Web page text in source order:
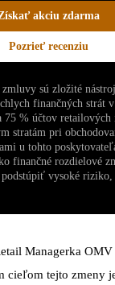
akciu zdarma
Pozrieť recenziu
sú zložité
finančných strát v
75 % účtov retailových
stratám pri
u tohto
finančné rozdielové
vysoké riziko,
Managerka OMV
cieľom tejto zmeny